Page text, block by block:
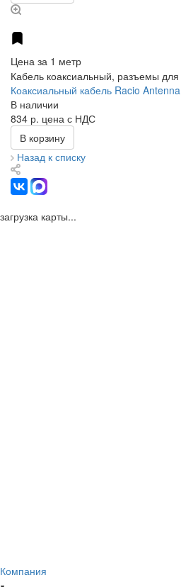
Цена за 1 метр
Кабель коаксиальный, разъемы для
Коаксиальный кабель Racio
В наличии
834 р. цена с НДС
В корзину
Назад к списку
загрузка карты...
Компания